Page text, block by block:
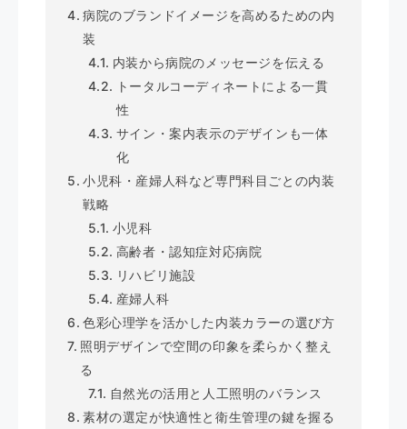
病院のブランドイメージを高めるための内
装
内装から病院のメッセージを伝える
トータルコーディネートによる一貫
性
サイン・案内表示のデザインも一体
化
小児科・産婦人科など専門科目ごとの内装
戦略
小児科
高齢者・認知症対応病院
リハビリ施設
産婦人科
色彩心理学を活かした内装カラーの選び方
照明デザインで空間の印象を柔らかく整え
る
自然光の活用と人工照明のバランス
素材の選定が快適性と衛生管理の鍵を握る